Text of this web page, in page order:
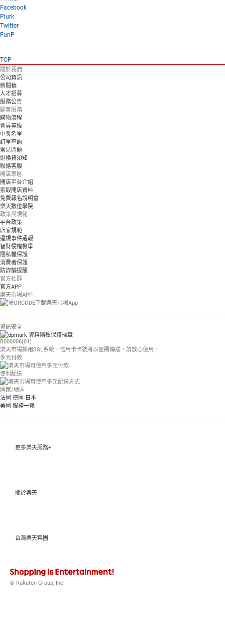
Facebook
Plurk
Twitter
FunP
TOP
關於我們
公司資訊
新聞稿
人才招募
服務公告
顧客服務
購物流程
會員等級
中獎名單
訂單查詢
常見問題
退換貨須知
聯絡客服
開店專區
開店平台介紹
索取開店資料
免費報名說明會
樂天數位學院
政策與規範
平台政策
店家規範
違規事件通報
智財侵權檢舉
隱私權保護
消費者保護
防詐騙提醒
官方社群
官方APP
樂天市場APP
資訊安全
B000006(01)
樂天市場採用SSL系統，信用卡卡號將以密碼傳送，請放心使用。
多元付款
便利配送
國家/地區
法國 德國 日本
美國 服務一覽
更多樂天服務+
關於樂天
台灣樂天集團
© Rakuten Group, Inc.